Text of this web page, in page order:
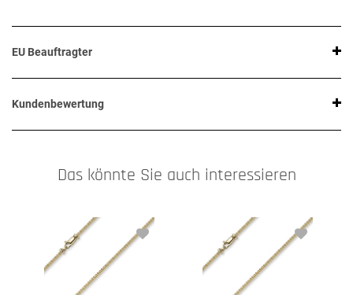
EU Beauftragter
Kundenbewertung
Das könnte Sie auch interessieren